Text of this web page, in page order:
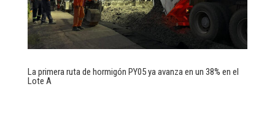
La primera ruta de hormigón PY05 ya avanza en un 38% en el
Lote A